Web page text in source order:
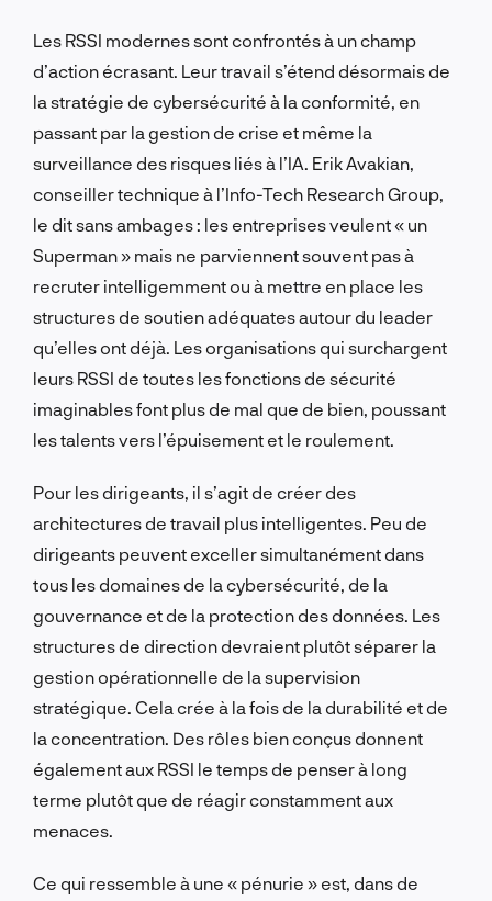
Les RSSI modernes sont confrontés à un champ
d’action écrasant. Leur travail s’étend désormais de
la stratégie de cybersécurité à la conformité, en
passant par la gestion de crise et même la
surveillance des risques liés à l’IA. Erik Avakian,
conseiller technique à l’Info-Tech Research Group,
le dit sans ambages : les entreprises veulent « un
Superman » mais ne parviennent souvent pas à
recruter intelligemment ou à mettre en place les
structures de soutien adéquates autour du leader
qu’elles ont déjà. Les organisations qui surchargent
leurs RSSI de toutes les fonctions de sécurité
imaginables font plus de mal que de bien, poussant
les talents vers l’épuisement et le roulement.
Pour les dirigeants, il s’agit de créer des
architectures de travail plus intelligentes. Peu de
dirigeants peuvent exceller simultanément dans
tous les domaines de la cybersécurité, de la
gouvernance et de la protection des données. Les
structures de direction devraient plutôt séparer la
gestion opérationnelle de la supervision
stratégique. Cela crée à la fois de la durabilité et de
la concentration. Des rôles bien conçus donnent
également aux RSSI le temps de penser à long
terme plutôt que de réagir constamment aux
menaces.
Ce qui ressemble à une « pénurie » est, dans de